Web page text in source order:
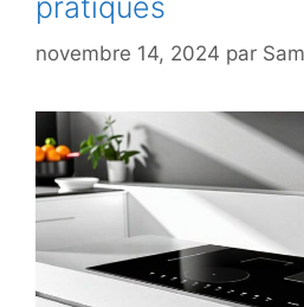
pratiques
novembre 14, 2024 par